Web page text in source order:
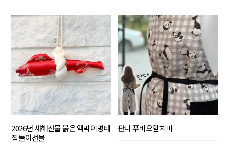
2026년 새해선물 붉은 액막이명태
집들이선물
판다 푸바오앞치마